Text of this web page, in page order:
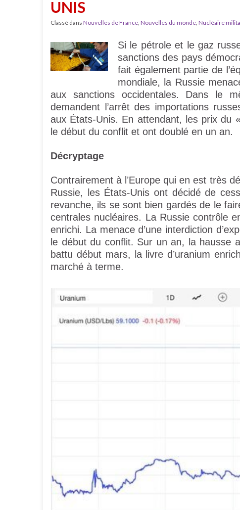
UNIS
Classé dans Nouvelles de France, Nouvelles du monde, Nucléaire
Si le pétrole et le gaz
sanctions des pays
fait également partie de
mondiale, la Russie
aux sanctions occidentales. Dans le
demandent l’arrêt des importations
aux États-Unis. En attendant, les prix du
le début du conflit et ont doublé en un an.
Décryptage
Contrairement à l’Europe qui en est très
Russie, les États-Unis ont décidé de
revanche, ils se sont bien gardés de le
centrales nucléaires. La Russie contrôle
enrichi. La menace d’une interdiction
le début du conflit. Sur un an, la hausse
battu début mars, la livre d’uranium
marché à terme.